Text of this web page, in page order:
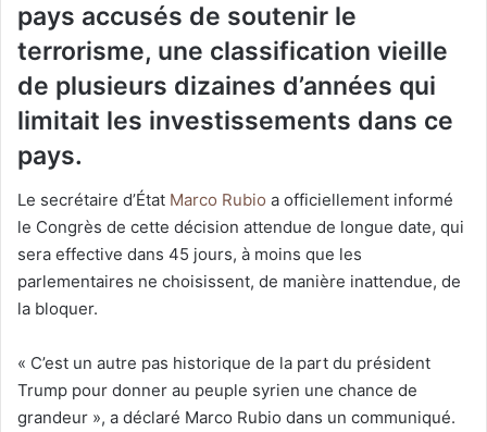
pays accusés de soutenir le
terrorisme, une classification vieille
de plusieurs dizaines d’années qui
limitait les investissements dans ce
pays.
Le secrétaire d’État Marco Rubio a officiellement informé
le Congrès de cette décision attendue de longue date, qui
sera effective dans 45 jours, à moins que les
parlementaires ne choisissent, de manière inattendue, de
la bloquer.
« C’est un autre pas historique de la part du président
Trump pour donner au peuple syrien une chance de
grandeur », a déclaré Marco Rubio dans un communiqué.